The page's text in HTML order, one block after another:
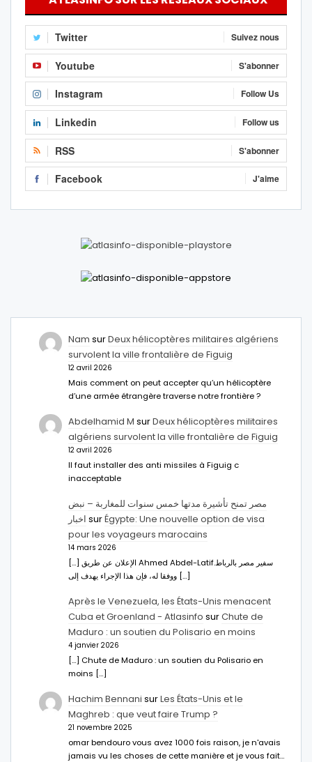
Twitter Suivez nous
Youtube S'abonner
Instagram Follow Us
Linkedin Follow us
RSS S'abonner
Facebook J'aime
Nam surDeux hélicoptères militaires algériens
survolent la ville frontalière de Figuig
12 avril 2026
Mais comment on peut accepter qu’un hélicoptère
d’une armée étrangère traverse notre frontière ?
Abdelhamid M surDeux hélicoptères militaires
algériens survolent la ville frontalière de Figuig
12 avril 2026
Il faut installer des anti missiles à Figuig c
inacceptable
مصر تمنح تأشيرة مدتها خمس سنوات للمغاربة – نبض
اخبار surÉgypte: Une nouvelle option de visa
pour les voyageurs marocains
14 mars 2026
[…] الإعلان عن طريق Ahmed Abdel-Latifسفير مصر بالرباط.
ووفقا له، فإن هذا الإجراء يهدف إلى […]
Après le Venezuela, les États-Unis menacent
Cuba et Groenland - Atlasinfo surChute de
Maduro : un soutien du Polisario en moins
4 janvier 2026
[…] Chute de Maduro : un soutien du Polisario en
moins […]
Hachim Bennani surLes États-Unis et le
Maghreb : que veut faire Trump ?
21 novembre 2025
omar bendouro vous avez 1000 fois raison, je n'avais
jamais vu les choses de cette manière et je vous fait…